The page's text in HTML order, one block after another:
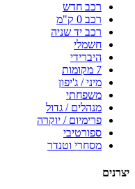
רכב חדש
רכב 0 ק"מ
רכב יד שניה
חשמלי
היברידי
7 מקומות
מיני / ג'יפון
משפחתי
מנהלים / גדול
פרימיום / יוקרה
ספורטיבי
מסחרי וטנדר
יצרנים